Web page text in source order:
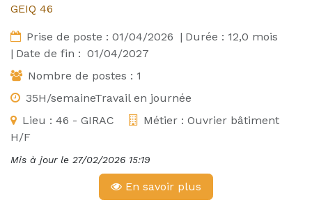
GEIQ 46
Prise de poste : 01/04/2026 | Durée : 12,0 mois
| Date de fin : 01/04/2027
Nombre de postes : 1
35H/semaineTravail en journée
Lieu : 46 - GIRAC Métier : Ouvrier bâtiment
H/F
Mis à jour le 27/02/2026 15:19
En savoir plus